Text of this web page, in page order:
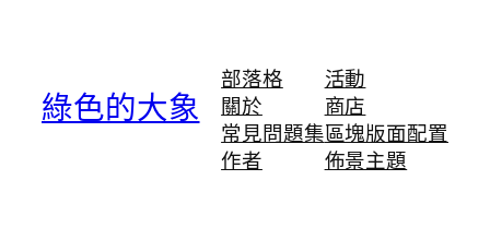
綠色的大象
部落格
關於
常見問題集
作者
活動
商店
區塊版面配置
佈景主題